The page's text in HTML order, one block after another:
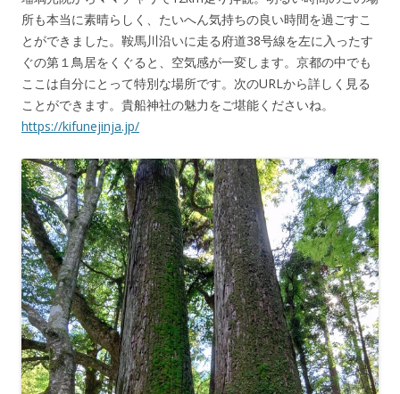
所も本当に素晴らしく、たいへん気持ちの良い時間を過ごすこ
とができました。鞍馬川沿いに走る府道38号線を左に入ったす
ぐの第１鳥居をくぐると、空気感が一変します。京都の中でも
ここは自分にとって特別な場所です。次のURLから詳しく見る
ことができます。貴船神社の魅力をご堪能くださいね。
https://kifunejinja.jp/